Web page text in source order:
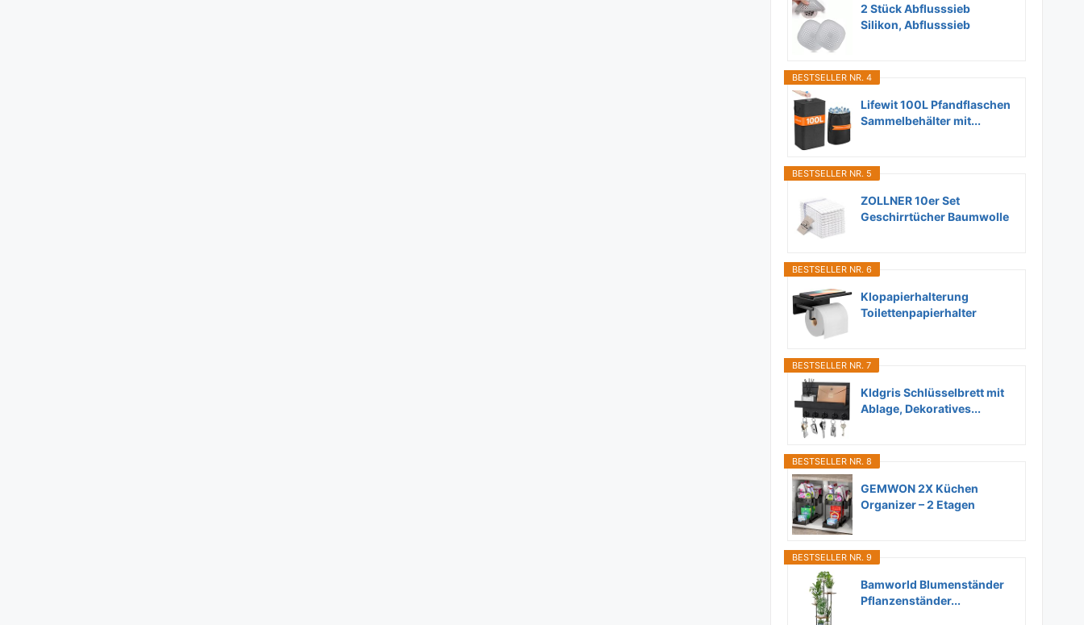
2 Stück Abflusssieb
Silikon, Abflusssieb
BESTSELLER NR. 4
Lifewit 100L Pfandflaschen
Sammelbehälter mit...
BESTSELLER NR. 5
ZOLLNER 10er Set
Geschirrtücher Baumwolle
BESTSELLER NR. 6
Klopapierhalterung
Toilettenpapierhalter
BESTSELLER NR. 7
Kldgris Schlüsselbrett mit
Ablage, Dekoratives...
BESTSELLER NR. 8
GEMWON 2X Küchen
Organizer – 2 Etagen
BESTSELLER NR. 9
Bamworld Blumenständer
Pflanzenständer...